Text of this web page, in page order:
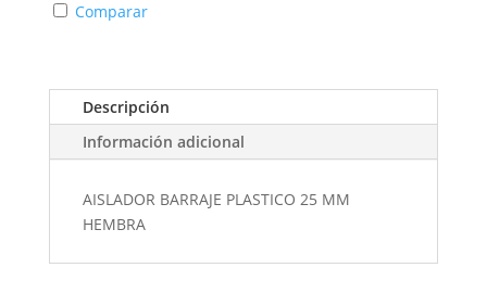
Comparar
Descripción
Información adicional
AISLADOR BARRAJE PLASTICO 25 MM
HEMBRA